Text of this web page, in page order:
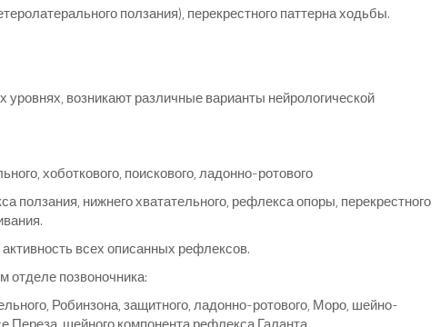
ползания), перекрестного паттерна ходьбы.
возникают различные варианты нейрологической
хоботкового, поискового, ладонно-ротового
ползания, нижнего хватательного, рефлекса опоры, перекрестного
всех описанных рефлексов.
отделе позвоночника:
Робинзона, защитного, ладонно-ротового, Моро, шейно-